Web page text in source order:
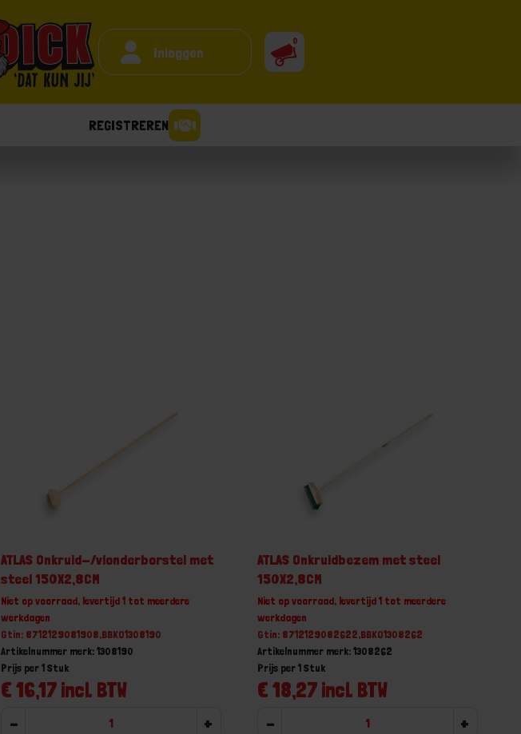
Inloggen
0
REGISTREREN
ATLAS Onkruid-/vlonderborstel met
steel 150X2,8CM
Niet op voorraad, levertijd 1 tot meerdere
werkdagen
Gtin: 8712129081908,BBKO1308190
Artikelnummer merk: 1308190
€ 16,17 incl. BTW
Prijs per 1 Stuk
- +
ATLAS Onkruidbezem met steel
150X2,8CM
Niet op voorraad, levertijd 1 tot meerdere
werkdagen
Gtin: 8712129082622,BBKO1308262
Artikelnummer merk: 1308262
€ 18,27 incl. BTW
Prijs per 1 Stuk
- +